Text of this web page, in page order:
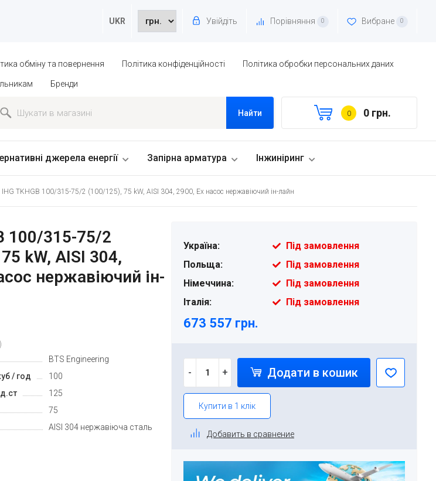
UKR Увійдіть Порівняння 0 Вибране 0
обміну та повернення Політика конфіденційності Політика обробки персональних даних
Бренди
Найти 0 0 грн.
джерела енергії Запірна арматура Інжиніринг
IHG TKHGB 100/315-75/2 (100/125), 75 kW, AISI 304, 2900, Ex насос нержавіючий ін-лайн
100/315-75/2
kW, AISI 304,
нержавіючий ін-
BTS Engineering
/ год
100
125
75
AISI 304 нержавіюча сталь
Україна:
Під замовлення
Польща:
Під замовлення
Німеччина:
Під замовлення
Італія:
Під замовлення
673 557 грн.
- + Додати в кошик
Купити в 1 клік
Добавить в сравнение